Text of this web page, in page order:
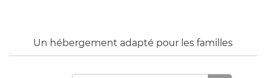
Un hébergement adapté pour les familles